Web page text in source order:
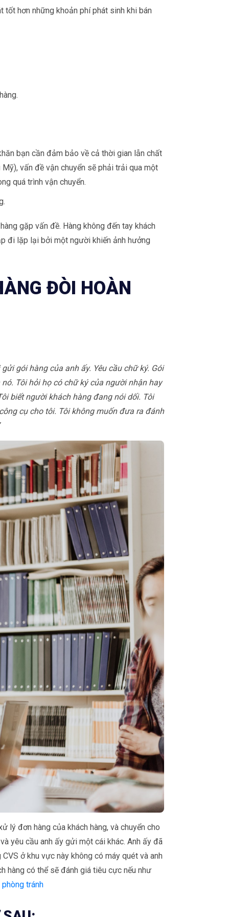
hơn những khoản phí phát sinh khi bán
bạn cần đảm bảo về cả thời gian lẫn chất
vấn đề vận chuyển sẽ phải trải qua một
quá trình vận chuyển.
gặp vấn đề. Hàng không đến tay khách
đi lặp lại bởi một người khiến ảnh hưởng
ĐÒI HOÀN
gửi gói hàng của anh ấy. Yêu cầu chữ ký. Gói
Tôi hỏi họ có chữ ký của người nhận hay
biết người khách hàng đang nói dối. Tôi
cụ cho tôi. Tôi không muốn đưa ra đánh
lý đơn hàng của khách hàng, và chuyển cho
yêu cầu anh ấy gửi một cái khác. Anh ấy đã
ở khu vực này không có máy quét và anh
hàng có thể sẽ đánh giá tiêu cực nếu như
tránh